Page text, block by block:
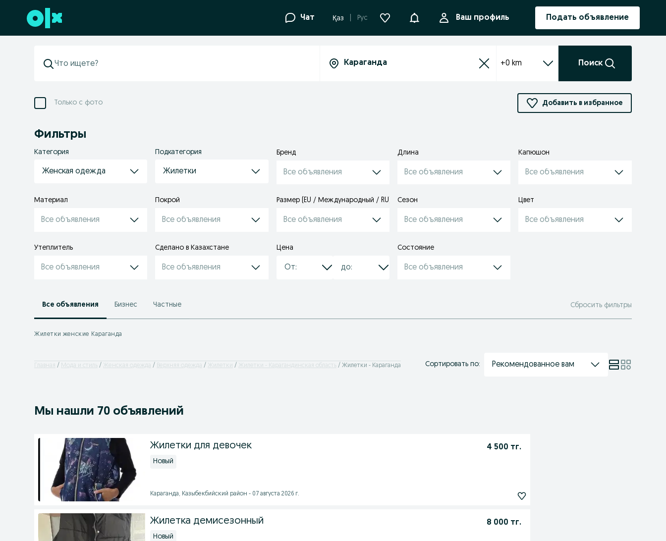
Перейти к нижнему колонтитулу Чат Қаз Рус УведомленияВаш профиль Подать объявление
+0 km Поиск
Только с фото Добавить в избранное
Фильтры
Категория
Женская одежда
Подкатегория
Жилетки
Бренд
Все объявления
Длина
Все объявления
Капюшон
Все объявления
Материал
Все объявления
Покрой
Все объявления
Размер (EU / Международный / RU)
Все объявления
Сезон
Все объявления
Цвет
Все объявления
Утеплитель
Все объявления
Сделано в Казахстане
Все объявления
Цена Состояние
Все объявления
Все объявления Бизнес Частные Сбросить фильтры
Жилетки женские Караганда
Главная Мода и стиль Женская одежда Верхняя одежда Жилетки Жилетки - Карагандинская область Жилетки - Караганда Сортировать по: Рекомендованное вам
Мы нашли 70 объявлений
Жилетки для девочек 4 500 тг.
Новый
Караганда, Казыбекбийский район - 07 августа 2026 г.
Жилетка демисезонный 8 000 тг.
Новый